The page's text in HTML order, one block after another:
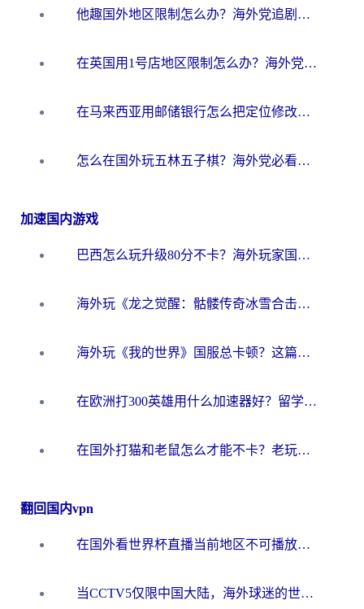
他趣国外地区限制怎么办？海外党追剧听歌看直播的一站式解决方案
在英国用1号店地区限制怎么办？海外党必看的回国加速全攻略
在马来西亚用邮储银行怎么把定位修改到中国国内？3个海外生活痛点一次解决
怎么在国外玩五林五子棋？海外党必看的回国加速全攻略（附优酷荔枝FM解决方法）
加速国内游戏
巴西怎么玩升级80分不卡？海外玩家国服游戏加速器终极指南（附避坑技巧）
海外玩《龙之觉醒：骷髅传奇冰雪合击》延迟高？这篇指南帮你解决卡顿烦恼！
海外玩《我的世界》国服总卡顿？这篇我的世界游戏加速器指南帮你解决所有问题
在欧洲打300英雄用什么加速器好？留学生亲测有效的解决方案来了
在国外打猫和老鼠怎么才能不卡？老玩家亲测的终极加速指南
翻回国内vpn
在国外看世界杯直播当前地区不可播放？海外党必看的回国加速全攻略
当CCTV5仅限中国大陆，海外球迷的世界杯狂欢如何继续？